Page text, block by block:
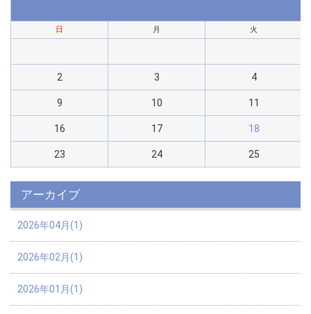
日 月 火
2 3 4
9 10 11
16 17 18
23 24 25
アーカイブ
2026年04月(1)
2026年02月(1)
2026年01月(1)